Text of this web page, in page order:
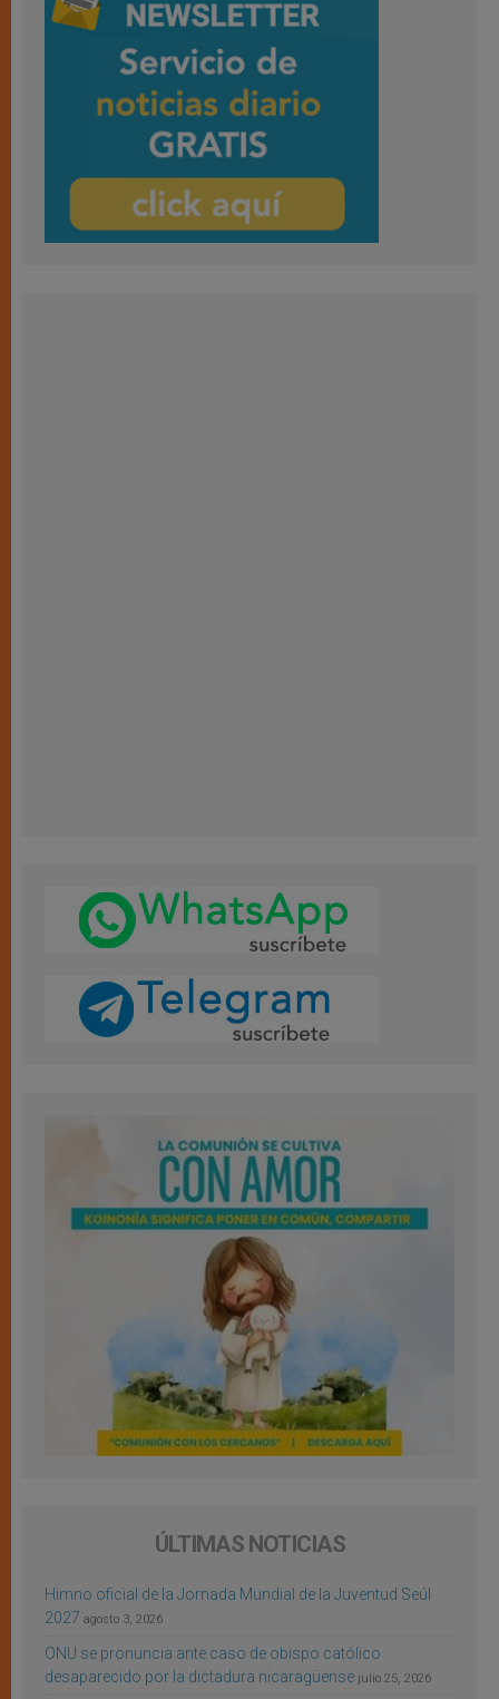
ÚLTIMAS NOTICIAS
Himno oficial de la Jornada Mundial de la Juventud Seúl
2027 agosto 3, 2026
ONU se pronuncia ante caso de obispo católico
desaparecido por la dictadura nicaragüense julio 25, 2026